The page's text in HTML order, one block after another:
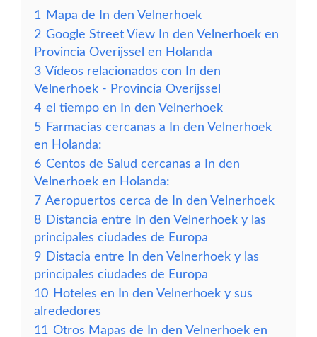
1
Mapa de In den Velnerhoek
2 Google Street View In den Velnerhoek en
Provincia Overijssel en Holanda
3 Vídeos relacionados con In den
Velnerhoek - Provincia Overijssel
4 el tiempo en In den Velnerhoek
5 Farmacias cercanas a In den Velnerhoek
en Holanda:
6 Centos de Salud cercanas a In den
Velnerhoek en Holanda:
7 Aeropuertos cerca de In den Velnerhoek
8 Distancia entre In den Velnerhoek y las
principales ciudades de Europa
9 Distacia entre In den Velnerhoek y las
principales ciudades de Europa
10 Hoteles en In den Velnerhoek y sus
alrededores
11 Otros Mapas de In den Velnerhoek en